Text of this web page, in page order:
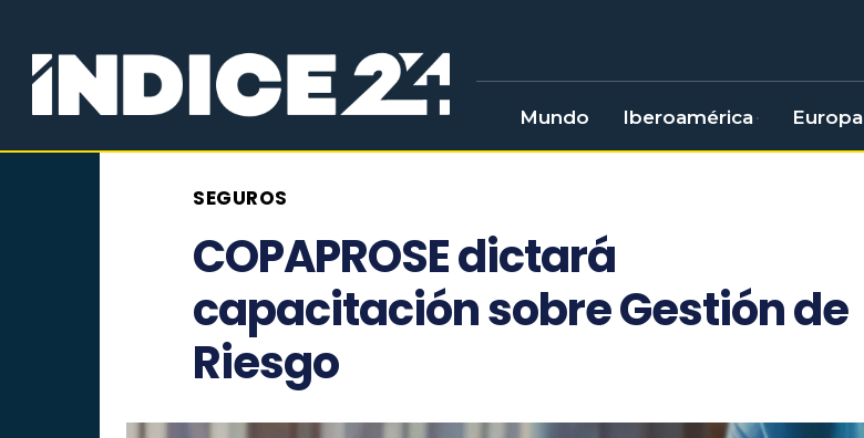
Mundo Iberoamérica Europa
SEGUROS
COPAPROSE dictará
capacitación sobre Gestión de
Riesgo